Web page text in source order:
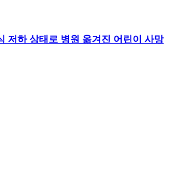
저하 상태로 병원 옮겨진 어린이 사망